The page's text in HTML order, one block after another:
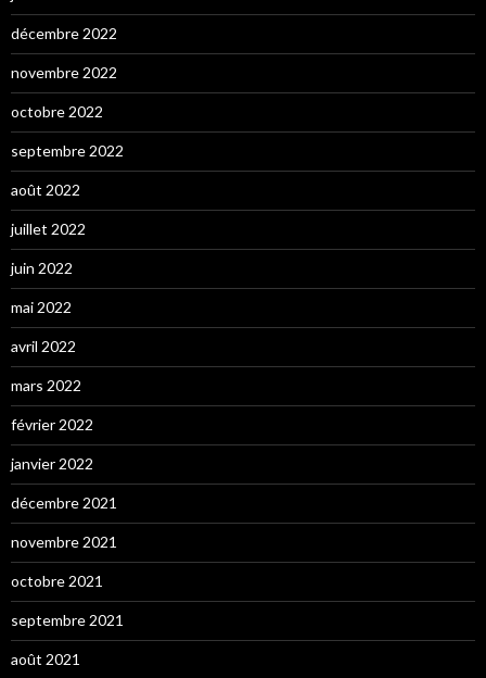
décembre 2022
novembre 2022
octobre 2022
septembre 2022
août 2022
juillet 2022
juin 2022
mai 2022
avril 2022
mars 2022
février 2022
janvier 2022
décembre 2021
novembre 2021
octobre 2021
septembre 2021
août 2021